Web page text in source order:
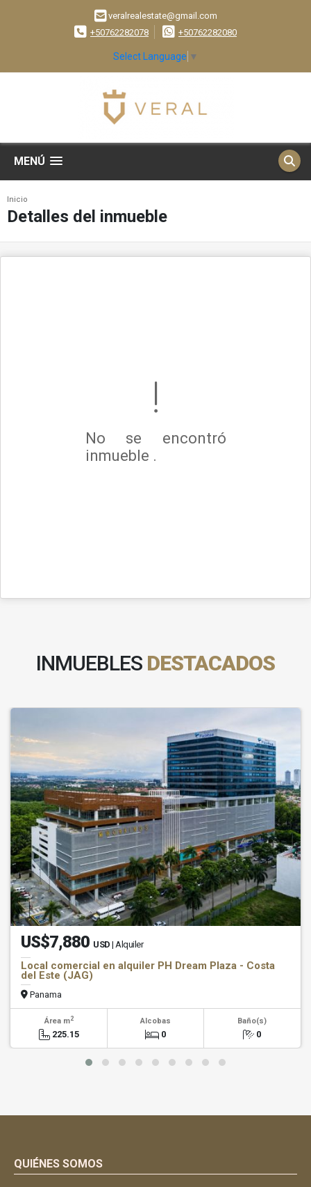
veralrealestate@gmail.com
+50762282078
+50762282080
Select Language ▼
MENÚ
Inicio
Detalles del inmueble
No se encontró
inmueble .
INMUEBLES DESTACADOS
US$7,880 USD | Alquiler
Local comercial en alquiler PH Dream Plaza - Costa
del Este (JAG)
Panama
Área m2
225.15
Alcobas
0
Baño(s)
0
QUIÉNES SOMOS